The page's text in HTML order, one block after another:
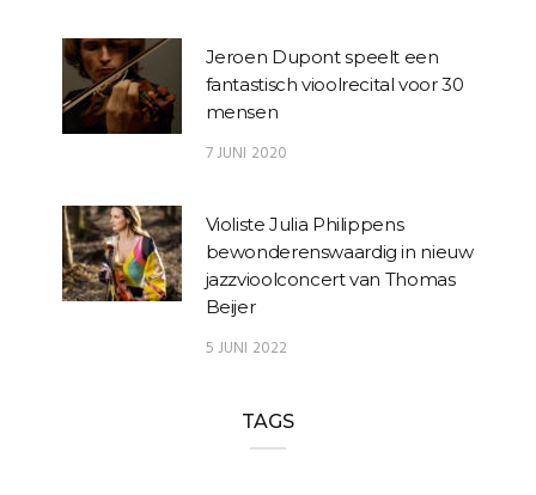
Jeroen Dupont speelt een
fantastisch vioolrecital voor 30
mensen
7 JUNI 2020
Violiste Julia Philippens
bewonderenswaardig in nieuw
jazzvioolconcert van Thomas
Beijer
5 JUNI 2022
TAGS